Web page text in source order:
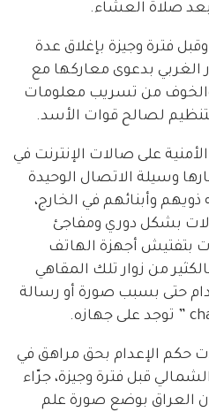
صلاة العشاء.
فترة وجيزة بإغلاق عدة
الغربي بدعوى معاركها مع
من تسريب معلومات
لصالح قوات الأسد.
على صالات الإنترنت في
وسيلة الاتصال الوحيدة
ذويهم وأبنائهم في الخارج،
بشكل دوري ومفاجئ
بتفتيش أجهزة الهاتف
من زوار تلك المقاهي
حتى بسبب صورة أو رسالة
حكم الإعدام بحق مراهق في
قبل فترة وجيزة، جرّاء
العراق بوضع صورة علم